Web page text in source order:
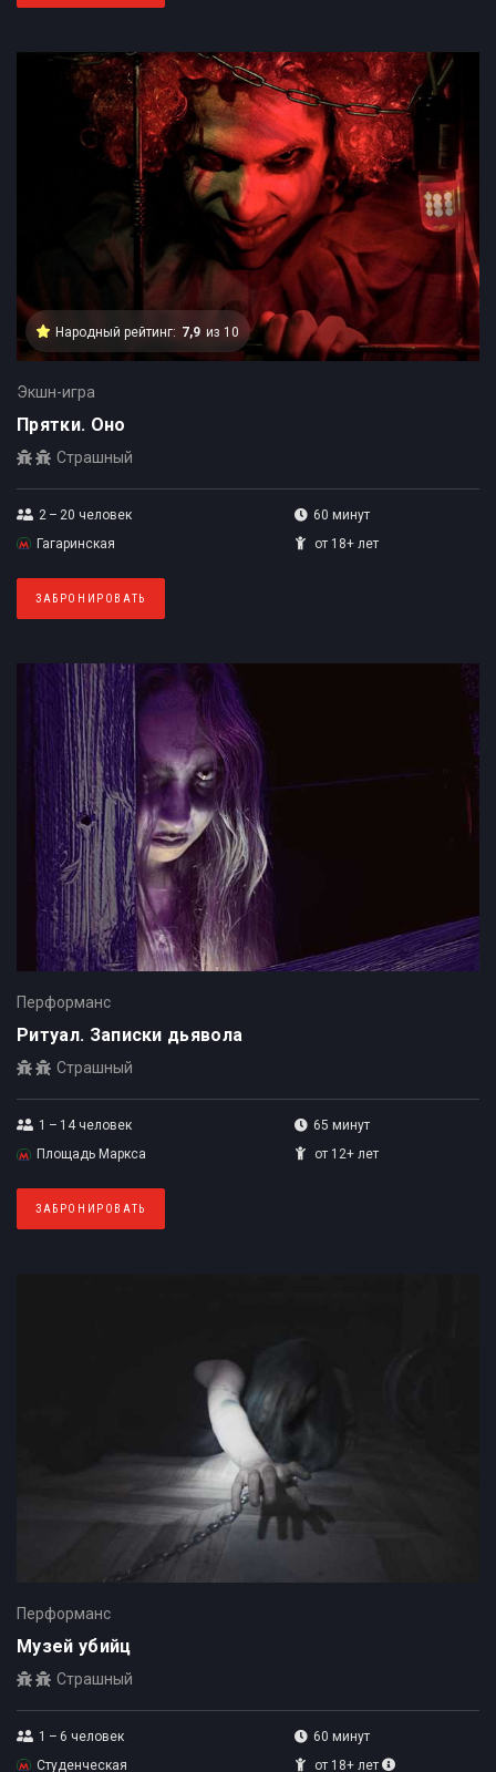
Народный рейтинг: 7,9 из 10
Экшн-игра
Прятки. Оно
Страшный
2 – 20 человек
60 минут
Гагаринская
от 18+ лет
ЗАБРОНИРОВАТЬ
Перформанс
Ритуал. Записки дьявола
Страшный
1 – 14человек
65 минут
Площадь Маркса
от 12+ лет
ЗАБРОНИРОВАТЬ
Перформанс
Музей убийц
Страшный
1 – 6 человек
60 минут
Студенческая
от 18+ лет